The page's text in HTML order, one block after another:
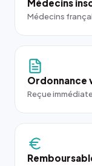
Médecins
Médecins
Ordonnance
Reçue